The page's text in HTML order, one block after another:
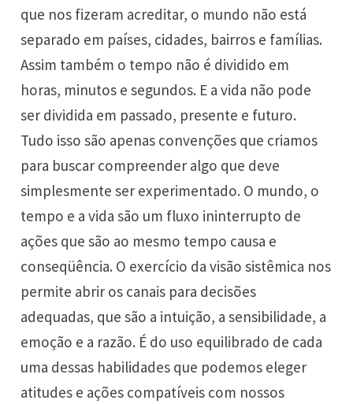
que nos fizeram acreditar, o mundo não está
separado em países, cidades, bairros e famílias.
Assim também o tempo não é dividido em
horas, minutos e segundos. E a vida não pode
ser dividida em passado, presente e futuro.
Tudo isso são apenas convenções que criamos
para buscar compreender algo que deve
simplesmente ser experimentado. O mundo, o
tempo e a vida são um fluxo ininterrupto de
ações que são ao mesmo tempo causa e
conseqüência. O exercício da visão sistêmica nos
permite abrir os canais para decisões
adequadas, que são a intuição, a sensibilidade, a
emoção e a razão. É do uso equilibrado de cada
uma dessas habilidades que podemos eleger
atitudes e ações compatíveis com nossos